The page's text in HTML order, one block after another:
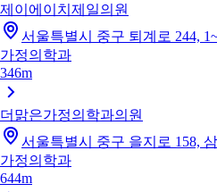
제이에이치제일의원
서울특별시 중구 퇴계로 244,
가정의학과
346m
더맑은가정의학과의원
서울특별시 중구 을지로 158,
가정의학과
644m